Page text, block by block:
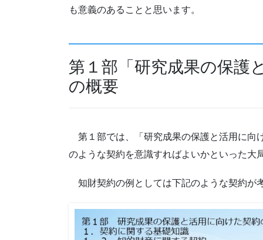
も意義のあることと思います。
第１部「研究成果の保護
の概要
第１部では、「研究成果の保護と活用に向
のような契約を意識すればよいかといった大
知財契約の例としては下記のような契約が